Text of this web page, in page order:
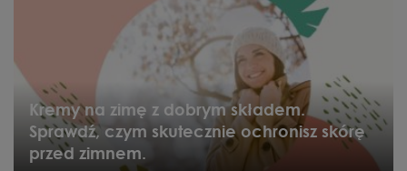
Kremy na zimę z dobrym składem.
Sprawdź, czym skutecznie ochronisz skórę
przed zimnem.